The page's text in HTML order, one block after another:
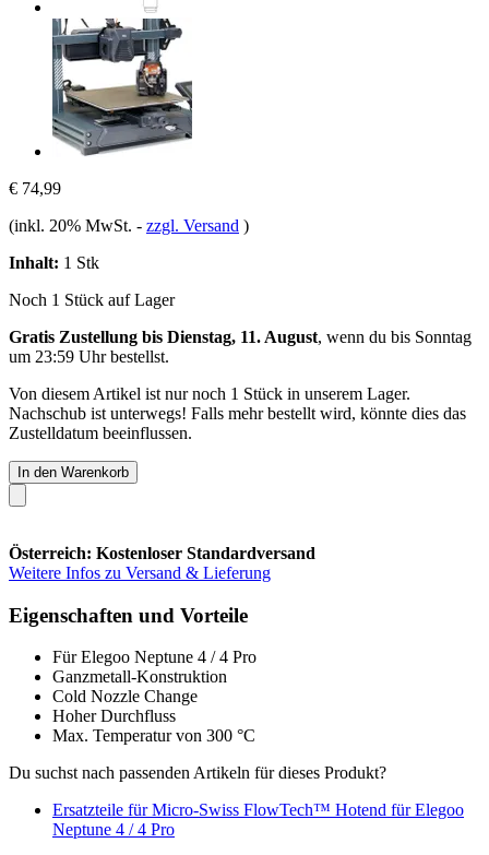
€ 74,99
(inkl. 20% MwSt. - zzgl. Versand )
Inhalt: 1 Stk
Noch 1 Stück auf Lager
Gratis Zustellung bis Dienstag, 11. August, wenn du bis Sonntag
um 23:59 Uhrbestellst.
Von diesem Artikel ist nur noch 1 Stück in unserem Lager.
Nachschub ist unterwegs! Falls mehr bestellt wird, könnte dies das
Zustelldatum beeinflussen.
In den Warenkorb
Österreich: Kostenloser Standardversand
Weitere Infos zu Versand & Lieferung
Eigenschaften und Vorteile
Für Elegoo Neptune 4 / 4 Pro
Ganzmetall-Konstruktion
Cold Nozzle Change
Hoher Durchfluss
Max. Temperatur von 300 °C
Du suchst nach passenden Artikeln für dieses Produkt?
Ersatzteile für Micro-Swiss FlowTech™ Hotend für Elegoo
Neptune 4 / 4 Pro